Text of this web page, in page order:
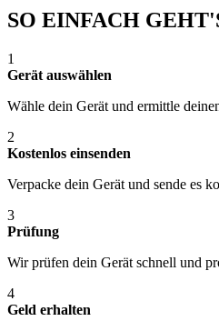
SO EINFACH
1
Gerät auswählen
Wähle dein Gerät und ermittle
2
Kostenlos einsenden
Verpacke dein Gerät und sende es
3
Prüfung
Wir prüfen dein Gerät schnell und
4
Geld erhalten